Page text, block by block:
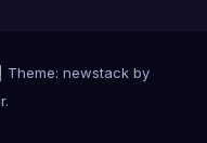
Theme: newstack by
.